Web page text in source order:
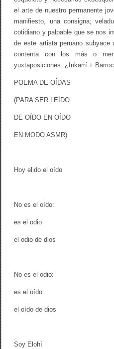
el arte de nuestro permanente
manifiesto, una consigna;
cotidiano y palpable que se nos
de este artista peruano subyace
contenta con los más o
yuxtaposiciones. ¿Inkarrí +
POEMA DE OÍDAS
(PARA SER LEÍDO
DE OÍDO EN OÍDO
EN MODO ASMR)
Hoy elido el oído
No es el oído:
es el odio
el odio de dios
No es el odio:
es el oído
el oído de dios
Soy Elohí